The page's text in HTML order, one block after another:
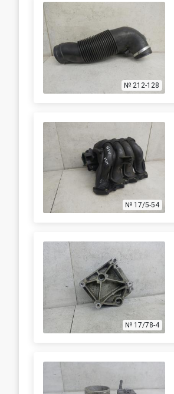
№ 212-128
№ 17/5-54
№ 17/78-4